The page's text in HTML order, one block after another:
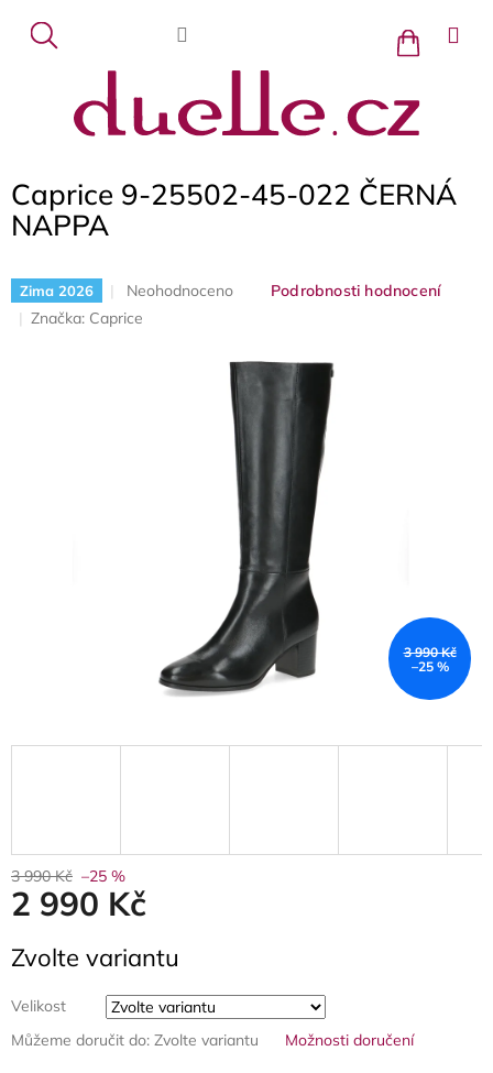
obsah
Nákupní
košík
Caprice 9-25502-45-022 ČERNÁ
NAPPA
Zima 2026
Průměrné
produktu
Neohodnoceno
Podrobnosti hodnocení
Značka: Caprice
3 990 Kč
–25 %
3 990 Kč –25 %
2 990 Kč
cena:
Zvolte variantu
Velikost
Můžeme doručit do: Zvolte variantu Možnosti doručení